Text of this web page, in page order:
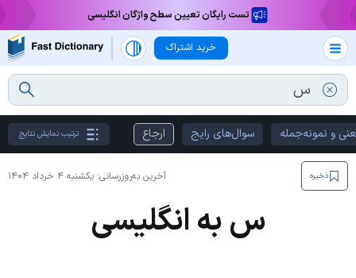
تست رایگان تعیین سطح واژگان انگلیسی
خرید اشتراک
و نمونه‌جمله سوال‌های رایج ارجاع ترتیب نمایش نتایج
آخرین به‌روزرسانی: یکشنبه ۴ خرداد ۱۴۰۴ ذخیره
س به انگلیسی